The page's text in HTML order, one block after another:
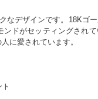
なデザインです。18Kゴ
ドがセッティングされ
に愛されています。